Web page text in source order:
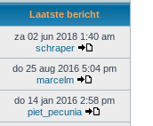
Laatste bericht
za 02 jun 2018 1:40 am
schraper
do 25 aug 2016 5:04 pm
marcelm
do 14 jan 2016 2:58 pm
piet_pecunia